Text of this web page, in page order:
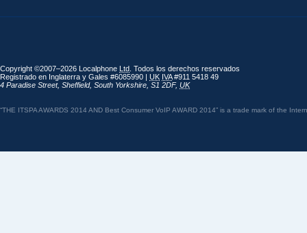
Copyright ©2007–2026 Localphone Ltd . Todos los derechos reservados
Registrado en Inglaterra y Gales #6085990 | UK IVA#911 5418 49
4 Paradise Street, Sheffield, South Yorkshire S1 2DF, UK
“THE ITSPA AWARDS 2014 AND Best Consumer VoIP AWARD 2014” is a trade mark of the